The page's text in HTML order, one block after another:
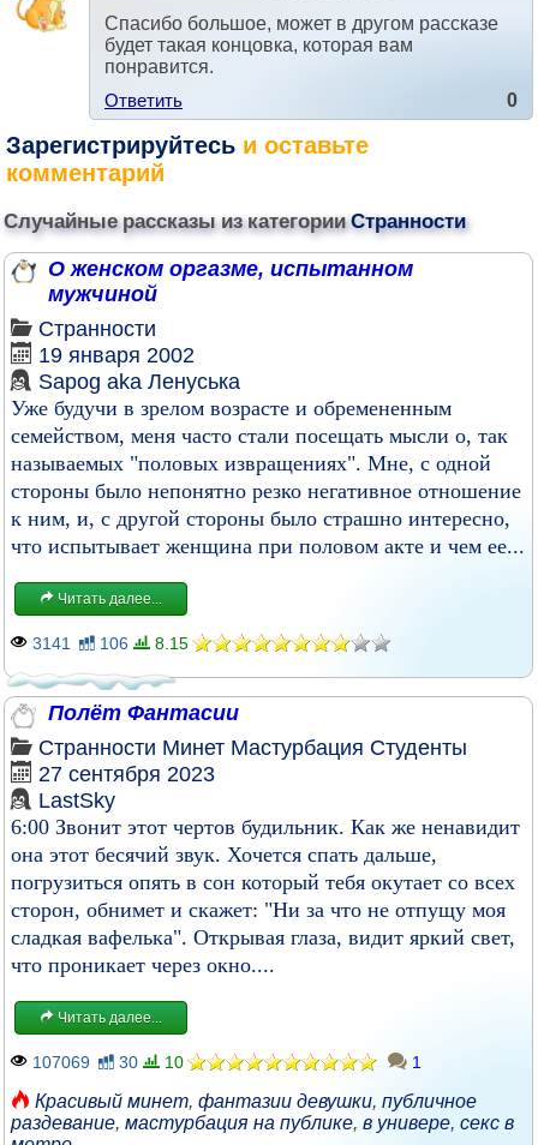
Спасибо большое, может в другом рассказе
будет такая концовка, которая вам
понравится.
Ответить
0
Зарегистрируйтесь и оставьте
комментарий
Случайные рассказы из категорииСтранности
О женском оргазме, испытанном
мужчиной
Странности
19 января 2002
Sapog aka Ленуська
Уже будучи в зрелом возрасте и обремененным
семейством, меня часто стали посещать мысли о, так
называемых "половых извращениях". Мне, с одной
стороны было непонятно резко негативное отношение
к ним, и, с другой стороны было страшно интересно,
что испытывает женщина при половом акте и чем ее...
Читать далее...
3141 106 8.15
Полёт Фантасии
Странности Минет Мастурбация Студенты
27 сентября 2023
LastSky
6:00 Звонит этот чертов будильник. Как же ненавидит
она этот бесячий звук. Хочется спать дальше,
погрузиться опять в сон который тебя окутает со всех
сторон, обнимет и скажет: "Ни за что не отпущу моя
сладкая вафелька". Открывая глаза, видит яркий свет,
что проникает через окно....
Читать далее...
107069 30 10 1
Красивый минет, фантазии девушки, публичное
раздевание, мастурбация на публике, в универе, секс в